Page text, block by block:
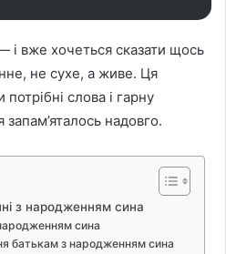
вже хочеться сказати щось
не сухе, а живе. Ця
слова і гарну
надовго.
з народженням сина
сина
батькам з народженням сина